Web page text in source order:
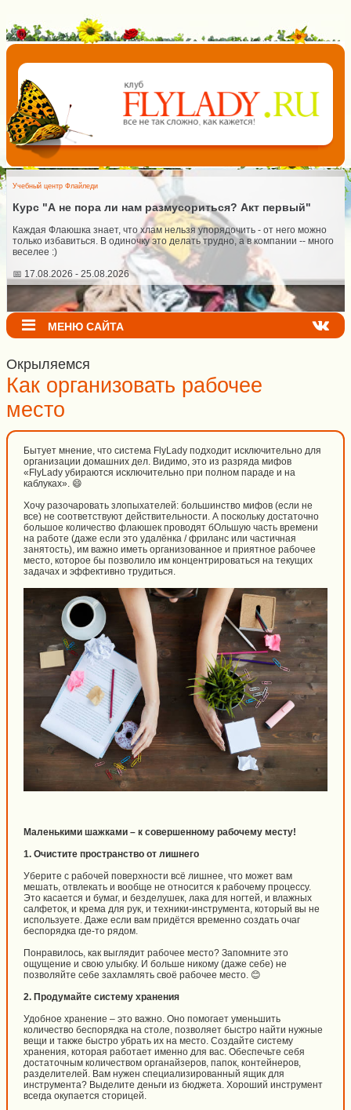
Учебный центр Флайледи
Курс "А не пора ли нам размусориться? Акт первый"
Каждая Флаюшка знает, что хлам нельзя упорядочить - от него можно
только избавиться. В одиночку это делать трудно, а в компании -- много
веселее :)
📅 17.08.2026 - 25.08.2026
МЕНЮ САЙТА
Окрыляемся
Как организовать рабочее
место
Бытует мнение, что система FlyLady подходит исключительно для
организации домашних дел. Видимо, это из разряда мифов
«FlyLady убираются исключительно при полном параде и на
каблуках». 😄
Хочу разочаровать злопыхателей: большинство мифов (если не
все) не соответствуют действительности. А поскольку достаточно
большое количество флаюшек проводят бОльшую часть времени
на работе (даже если это удалёнка / фриланс или частичная
занятость), им важно иметь организованное и приятное рабочее
место, которое бы позволило им концентрироваться на текущих
задачах и эффективно трудиться.
Маленькими шажками – к совершенному рабочему месту!
1. Очистите пространство от лишнего
Уберите с рабочей поверхности всё лишнее, что может вам
мешать, отвлекать и вообще не относится к рабочему процессу.
Это касается и бумаг, и безделушек, лака для ногтей, и влажных
салфеток, и крема для рук, и техники-инструмента, который вы не
используете. Даже если вам придётся временно создать очаг
беспорядка где-то рядом.
Понравилось, как выглядит рабочее место? Запомните это
ощущение и свою улыбку. И больше никому (даже себе) не
позволяйте себе захламлять своё рабочее место. 😊
2. Продумайте систему хранения
Удобное хранение – это важно. Оно помогает уменьшить
количество беспорядка на столе, позволяет быстро найти нужные
вещи и также быстро убрать их на место. Создайте систему
хранения, которая работает именно для вас. Обеспечьте себя
достаточным количеством органайзеров, папок, контейнеров,
разделителей. Вам нужен специализированный ящик для
инструмента? Выделите деньги из бюджета. Хороший инструмент
всегда окупается сторицей.